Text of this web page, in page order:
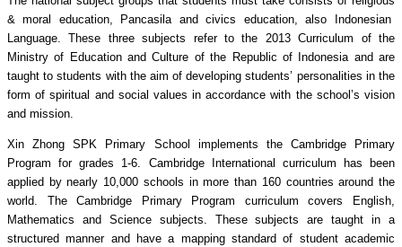
& moral
education, Pancasila and civics education, also Indonesian
Language .These three subjects refer to the 2013 Curriculum of the
Ministry of Education and Culture of the Republic of Indonesia and are
taught to students with the aim of developing students’ personalities in the
form of spiritual and social values in accordance with the school’s vision
and mission.
Xin Zhong SPK Primary School implements the Cambridge Primary
Program for grades 1-6. Cambridge International curriculum has been
applied by nearly 10,000 schools in more than 160 countries around the
world. The Cambridge Primary Program curriculum covers English,
Mathematics and Science subjects. These subjects are taught in a
structured manner and have a mapping standard of student academic